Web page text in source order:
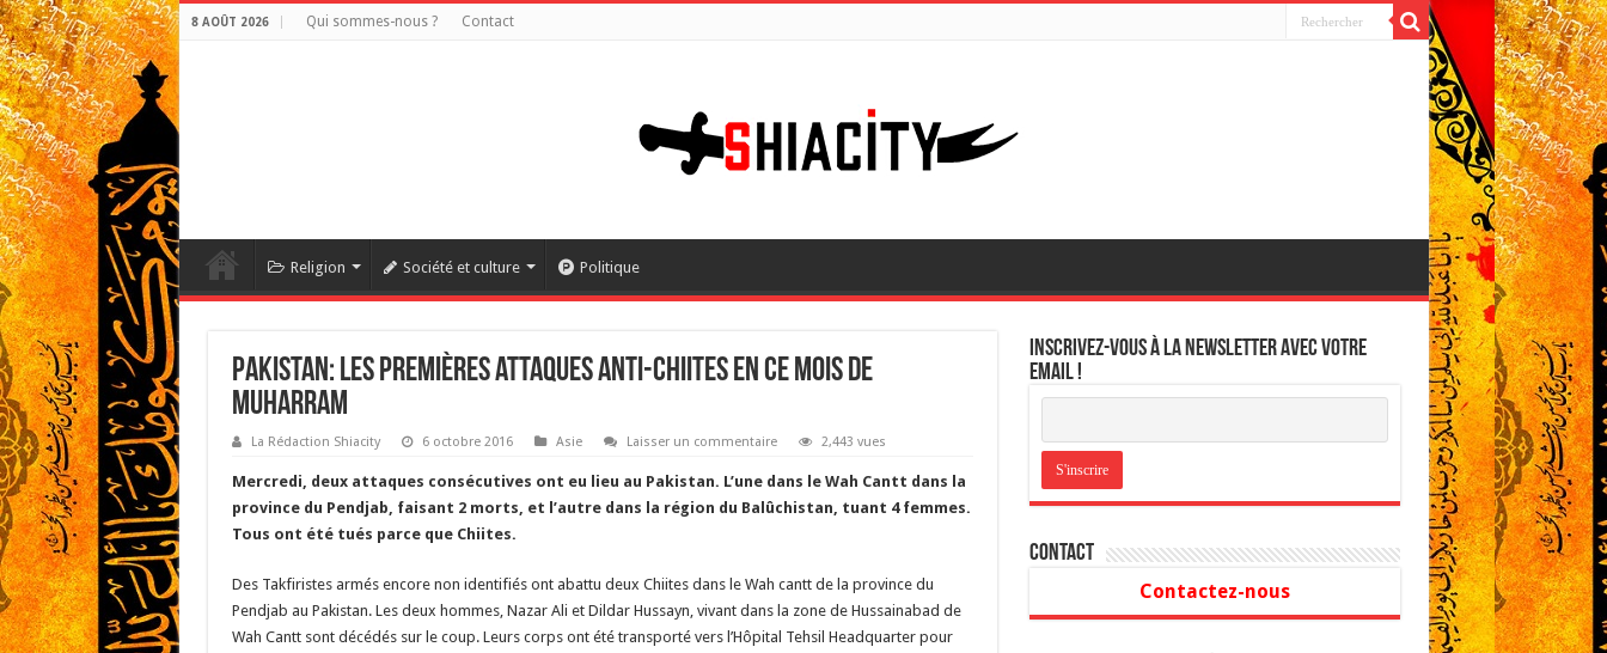
8 AOÛT 2026 Qui sommes-nous ? Contact
Religion Société et culture Politique
Pakistan: Les premières attaques anti-Chiites en ce mois de
Muharram
La Rédaction Shiacity 6 octobre 2016 Asie Laisser un commentaire 2,443 vues
Mercredi, deux attaques consécutives ont eu lieu au Pakistan. L’une dans le Wah Cantt dans la
province du Pendjab, faisant 2 morts, et l’autre dans la région du Balûchistan, tuant 4 femmes.
Tous ont été tués parce que Chiites.
Des Takfiristes armés encore non identifiés ont abattu deux Chiites dans le Wah cantt de la province du
Pendjab au Pakistan. Les deux hommes, Nazar Ali et Dildar Hussayn, vivant dans la zone de Hussainabad de
Wah Cantt sont décédés sur le coup. Leurs corps ont été transporté vers l’Hôpital Tehsil Headquarter pour
Inscrivez-vous à la newsletter avec votre
email !
Contact
Contactez-nous